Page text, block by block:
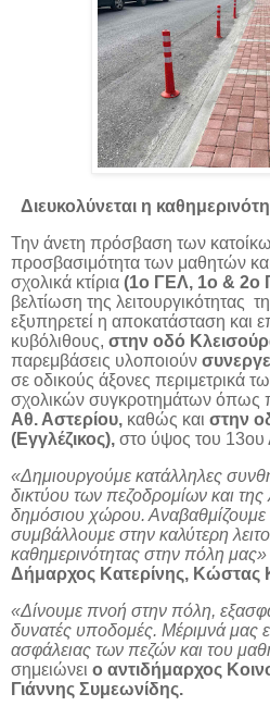
Διευκολύνεται η
Την άνετη πρόσβαση των
προσβασιμότητα των μαθητών
σχολικά κτίρια (1ο ΓΕΛ, 1ο & 2ο
βελτίωση της λειτουργικότητας
εξυπηρετεί η αποκατάσταση και
κυβόλιθους, στην οδό
παρεμβάσεις υλοποιούν
σε οδικούς άξονες περιμετρικά
σχολικών συγκροτημάτων όπως
Αθ. Αστερίου, καθώς και στην
(Εγγλέζικος), στο ύψος του 13ου
«Δημιουργούμε κατάλληλες
δικτύου των πεζοδρομίων και της
δημόσιου χώρου. Αναβαθμίζουμε
συμβάλλουμε στην καλύτερη
καθημερινότητας στην πόλη μας»
Δήμαρχος Κατερίνης, Κώστας
«Δίνουμε πνοή στην πόλη,
δυνατές υποδομές. Μέριμνά μας
ασφάλειας των πεζών και του
σημειώνει ο αντιδήμαρχος
Γιάννης Συμεωνίδης.